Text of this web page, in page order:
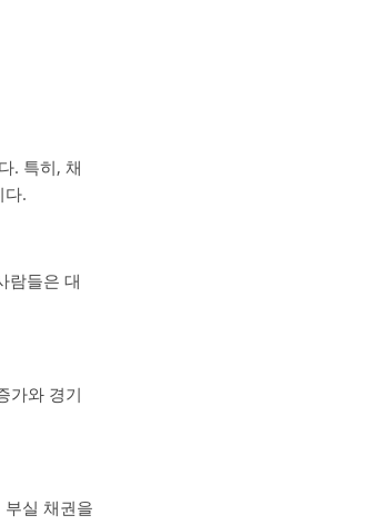
. 특히, 채
다.
람들은 대
가와 경기
실 채권을